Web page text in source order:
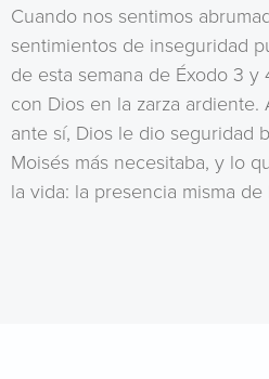
Cuando nos sentimos
sentimientos de inseguridad
de esta semana de Éxodo 3
con Dios en la zarza
ante sí, Dios le dio seguridad
Moisés más necesitaba, y lo
la vida: la presencia misma de